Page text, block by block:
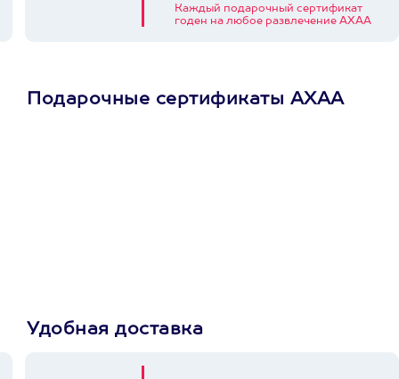
Каждый подарочный сертификат
годен на любое развлечение АХАА
Подарочные сертификаты АХАА
Удобная доставка